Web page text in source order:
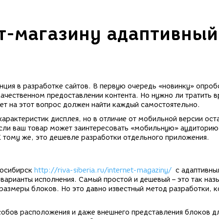
магазину адаптивный
в разработке сайтов. В первую очередь «новинку»
предоставлении контента. Но нужно ли тратить
на этот вопрос должен найти каждый самостоятельно.
дисплея, но в отличие от мобильной версии
ваш товар может заинтересовать «мобильную»
же, это дешевле разработки отдельного приложения.
http://riva-siberia.ru/internet-magaziny/ с
исполнения. Самый простой и дешевый – это так
блоков. Но это давно известный метод разработки,
расположения и даже внешнего представления блоков